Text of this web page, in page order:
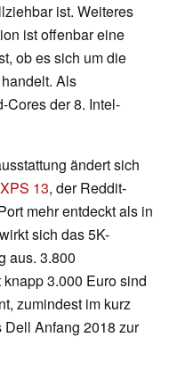
ist. Weiteres
ist offenbar eine
ob es sich um die
Als
Cores der 8. Intel-
ändert sich
13, der Reddit-
mehr entdeckt als in
sich das 5K-
aus. 3.800
3.000 Euro sind
zumindest im kurz
Anfang 2018 zur